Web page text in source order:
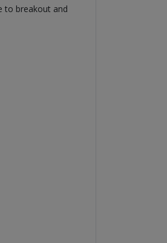
to breakout and